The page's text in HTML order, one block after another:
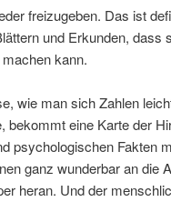
freizugeben. Das ist
und Erkunden, dass
kann.
wie man sich Zahlen
bekommt eine Karte der
psychologischen Fakten
ganz wunderbar an die
heran. Und der